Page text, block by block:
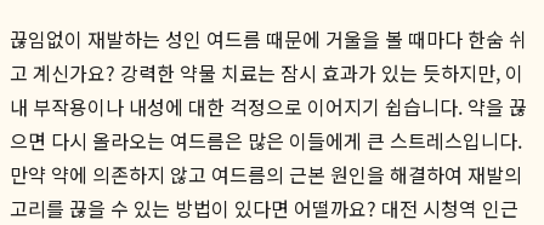
끊임없이 재발하는 성인 여드름 때문에 거울을 볼 때마다 한숨 쉬
고 계신가요? 강력한 약물 치료는 잠시 효과가 있는 듯하지만, 이
내 부작용이나 내성에 대한 걱정으로 이어지기 쉽습니다. 약을 끊
으면 다시 올라오는 여드름은 많은 이들에게 큰 스트레스입니다.
만약 약에 의존하지 않고 여드름의 근본 원인을 해결하여 재발의
고리를 끊을 수 있는 방법이 있다면 어떨까요? 대전 시청역 인근